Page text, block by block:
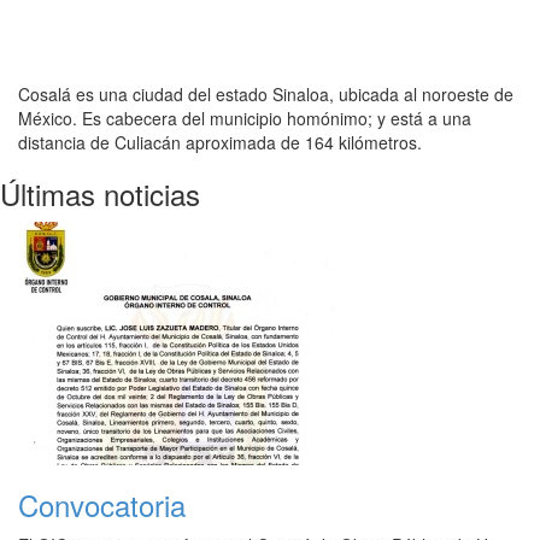
Cosalá es una ciudad del estado Sinaloa, ubicada al noroeste de
México. Es cabecera del municipio homónimo; y está a una
distancia de Culiacán aproximada de 164 kilómetros.
Últimas noticias
Convocatoria